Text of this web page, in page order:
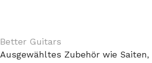
Better Guitars
Ausgewähltes Zubehör wie Saiten,